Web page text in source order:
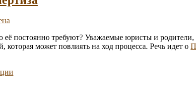
её постоянно требуют? Уважаемые юристы и
может повлиять на ход процесса. Речь идет о